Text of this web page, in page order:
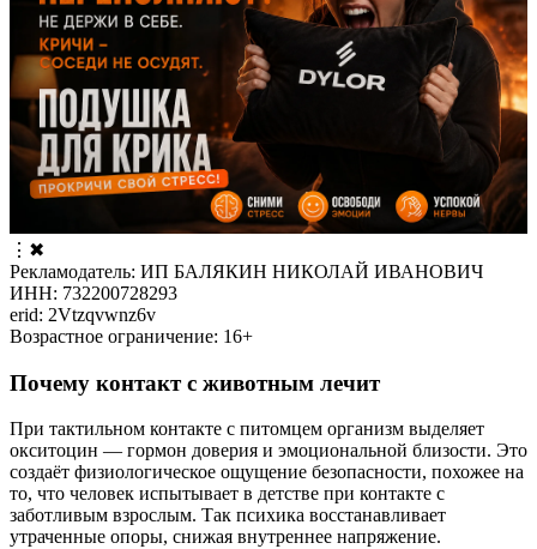
⋮ ✖
Рекламодатель: ИП БАЛЯКИН НИКОЛАЙ ИВАНОВИЧ
ИНН: 732200728293
erid: 2Vtzqvwnz6v
Возрастное ограничение: 16+
Почему контакт с животным лечит
При тактильном контакте с питомцем организм выделяет
окситоцин — гормон доверия и эмоциональной близости. Это
создаёт физиологическое ощущение безопасности, похожее на
то, что человек испытывает в детстве при контакте с
заботливым взрослым. Так психика восстанавливает
утраченные опоры, снижая внутреннее напряжение.